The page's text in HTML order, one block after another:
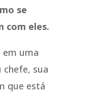
se
com eles.
em uma
chefe, sua
que está